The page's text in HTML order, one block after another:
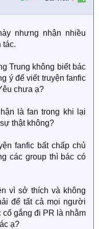
nhưng nhận nhiều
tác.
Trung không biết bác
ý để viết truyện fanfic
chưa ạ?
là fan trong khi lại
thật không?
fanfic bất chấp chủ
các group thì bác có
vì sở thích và không
để tất cả mọi người
cố gắng đi PR là nhằm
ạ?